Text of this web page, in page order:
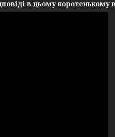
в цьому коротенькому